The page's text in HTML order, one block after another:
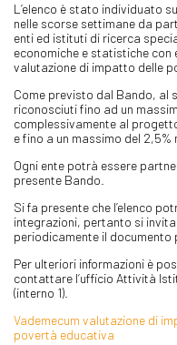
L’elenco è stato individuato
nelle scorse settimane da
enti ed istituti di ricerca
economiche e statistiche con
valutazione di impatto delle
Come previsto dal Bando,
riconosciuti fino ad un
complessivamente al
e fino a un massimo del
Ogni ente potrà essere
presente Bando.
Si fa presente che l’elenco
integrazioni, pertanto si
periodicamente il documento
Per ulteriori informazioni è
contattare l’ufficio Attività
(interno 1).
Vademecum valutazione di
povertà educativa